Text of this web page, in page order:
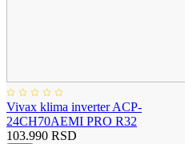
Vivax klima inverter ACP-
24CH70AEMI PRO R32
103.990 RSD